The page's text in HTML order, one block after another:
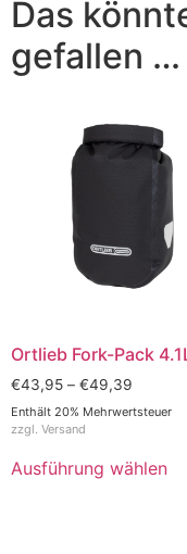
Das
gefallen …
Ortlieb Fork-Pack
€43,95 – €49,39
Enthält 20% Mehrwertsteuer
zzgl. Versand
Ausführung wählen